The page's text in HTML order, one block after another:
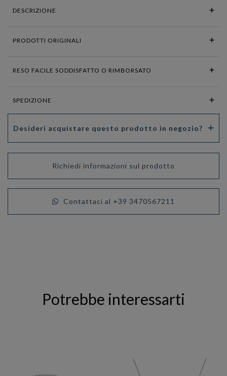
DESCRIZIONE
PRODOTTI ORIGINALI
RESO FACILE SODDISFATTO O RIMBORSATO
SPEDIZIONE
Desideri acquistare questo prodotto in negozio?
Richiedi informazioni sul prodotto
Contattaci al +39 3470567211
Potrebbe interessarti